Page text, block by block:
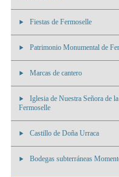
Fiestas de Fermoselle
Patrimonio Monumental de
Marcas de cantero
Iglesia de Nuestra Señora de
Fermoselle
Castillo de Doña Urraca
Bodegas subterráneas